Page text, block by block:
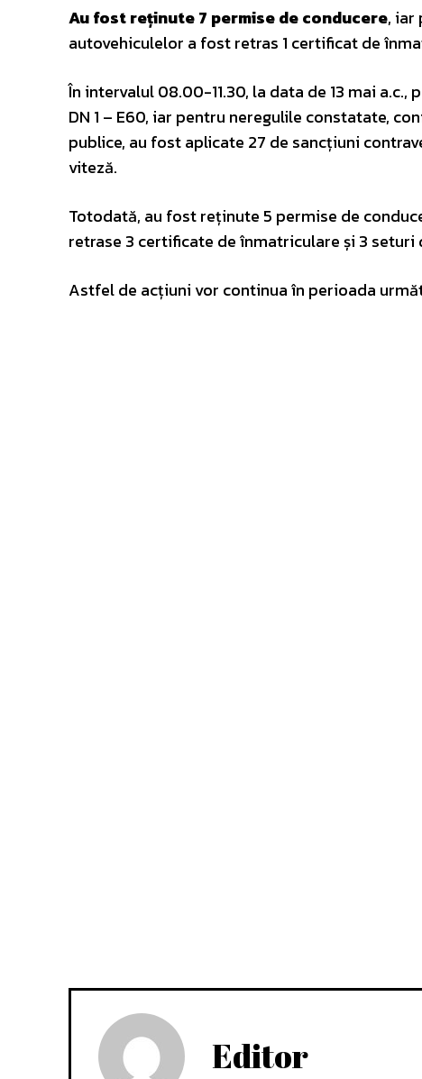
Au fost reținute 7 permise de conducere, iar
autovehiculelor a fost retras 1 certificat de
În intervalul 08.00-11.30, la data de 13 mai
DN 1 – E60, iar pentru neregulile constatate,
publice, au fost aplicate 27 de sancțiuni
viteză.
Totodată, au fost reținute 5 permise de
retrase 3 certificate de înmatriculare și 3
Astfel de acțiuni vor continua în perioada
Editor